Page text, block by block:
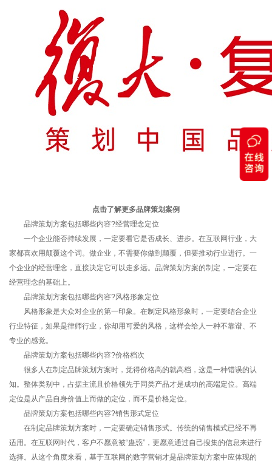
点击了解更多品牌策划案例
品牌策划方案包括哪些内容?经营理念定位
一个企业能否持续发展，一定要看它是否成长、进步。在互联网行业，大
家都喜欢用颠覆这个词。做企业，不需要你做到颠覆，但要推动行业进行。一
个企业的经营理念，直接决定它可以走多远。品牌策划方案的制定，一定要在
经营理念的基础上。
品牌策划方案包括哪些内容?风格形象定位
风格形象是大众对企业的第一印象。在制定风格形象时，一定要结合企业
行业特征，如果是律师行业，你却用可爱的风格，这样会给人一种不靠谱、不
专业的感觉。
品牌策划方案包括哪些内容?价格档次
很多人在制定品牌策划方案时，觉得价格高的就高档，这是一种错误的认
知。整体类别中，占据主流且价格领先于同类产品才是成功的高端定位。高端
定位是从产品自身价值上而做的定位，而不是价格定位。
品牌策划方案包括哪些内容?销售形式定位
在制定品牌策划方案时，一定要确定销售形式。传统的销售模式已经不再
适用。在互联网时代，客户不愿意被“蛊惑”，更愿意通过自己搜集的信息来进行
选择。从这个角度来看，基于互联网的数字营销才是品牌策划方案中应体现的